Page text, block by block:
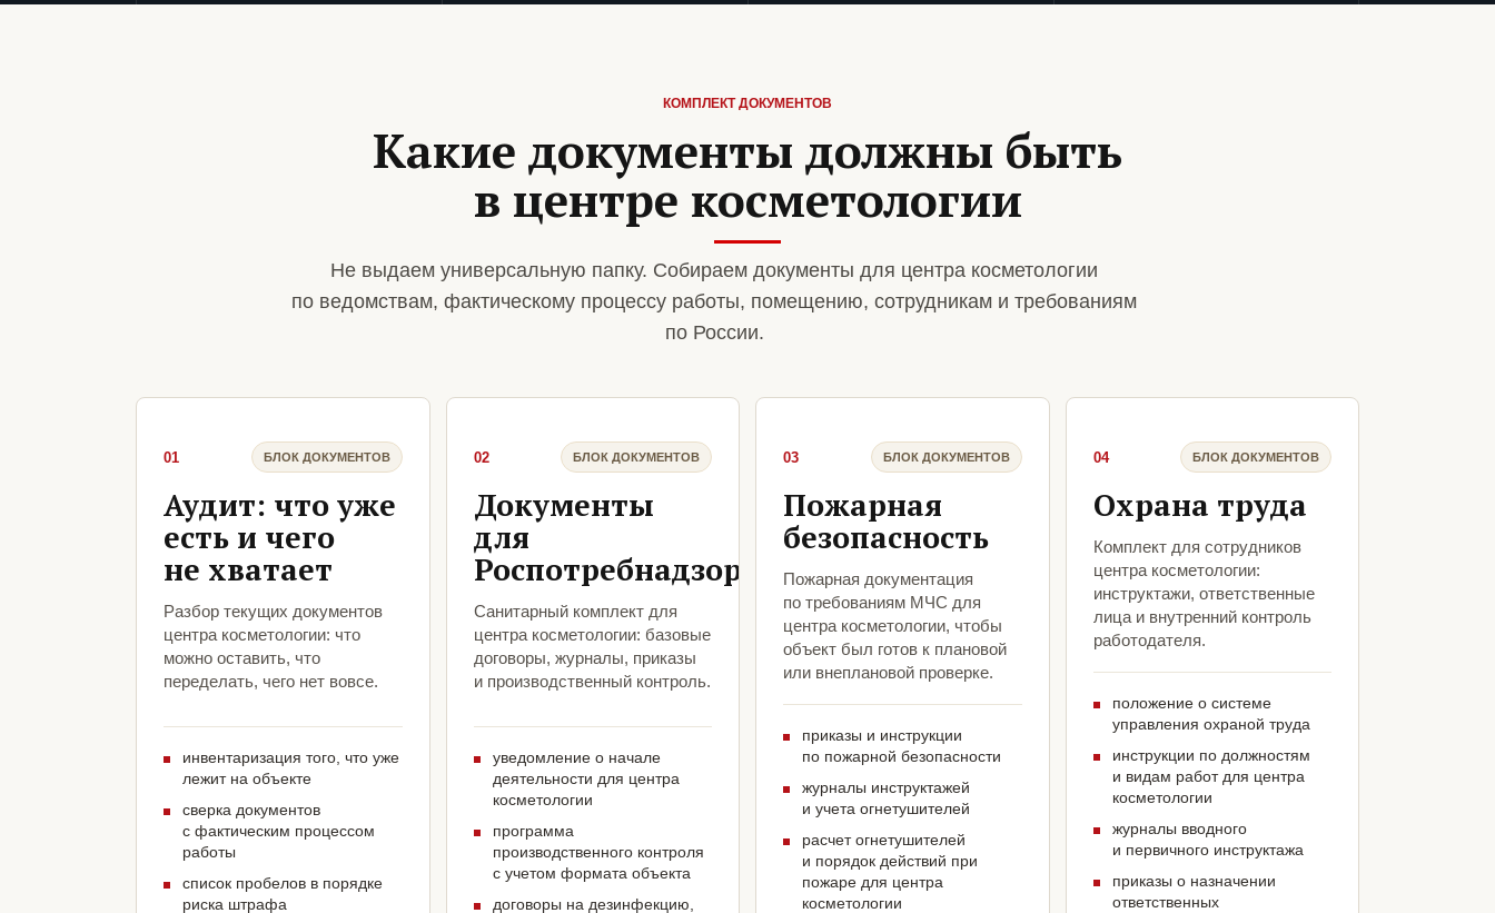
КОМПЛЕКТ ДОКУМЕНТОВ
Какие документы должны быть
в центре косметологии
Не выдаем универсальную папку. Собираем документы для центра косметологии
по ведомствам, фактическому процессу работы, помещению, сотрудникам и требованиям
по России.
01 БЛОК ДОКУМЕНТОВ
Аудит: что уже
есть и чего
не хватает
Разбор текущих документов
центра косметологии: что
можно оставить, что
переделать, чего нет вовсе.
инвентаризация того, что уже
лежит на объекте
сверка документов
с фактическим процессом
работы
список пробелов в порядке
риска штрафа
02 БЛОК ДОКУМЕНТОВ
Документы
для
Роспотребнадзора
Санитарный комплект для
центра косметологии: базовые
договоры, журналы, приказы
и производственный контроль.
уведомление о начале
деятельности для центра
косметологии
программа
производственного контроля
с учетом формата объекта
договоры на дезинфекцию,
03 БЛОК ДОКУМЕНТОВ
Пожарная
безопасность
Пожарная документация
по требованиям МЧС для
центра косметологии, чтобы
объект был готов к плановой
или внеплановой проверке.
приказы и инструкции
по пожарной безопасности
журналы инструктажей
и учета огнетушителей
расчет огнетушителей
и порядок действий при
пожаре для центра
косметологии
04 БЛОК ДОКУМЕНТОВ
Охрана труда
Комплект для сотрудников
центра косметологии:
инструктажи, ответственные
лица и внутренний контроль
работодателя.
положение о системе
управления охраной труда
инструкции по должностям
и видам работ для центра
косметологии
журналы вводного
и первичного инструктажа
приказы о назначении
ответственных